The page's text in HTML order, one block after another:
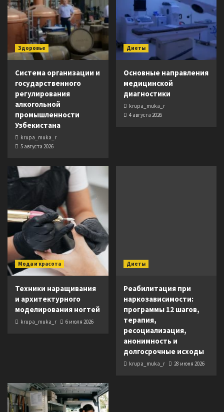
Здоровье
Система организации и
государственного
регулирования
алкогольной
промышленности
Узбекистана
krupa_muka_r
5 августа 2026
Диеты
Основные направления
медицинской
диагностики
krupa_muka_r
4 августа 2026
Мода и красота
Техники наращивания
и архитектурного
моделирования ногтей
krupa_muka_r 6 июля 2026
Диеты
Реабилитация при
наркозависимости:
программы 12 шагов,
терапия,
ресоциализация,
анонимность и
долгосрочные исходы
krupa_muka_r 28 июня 2026